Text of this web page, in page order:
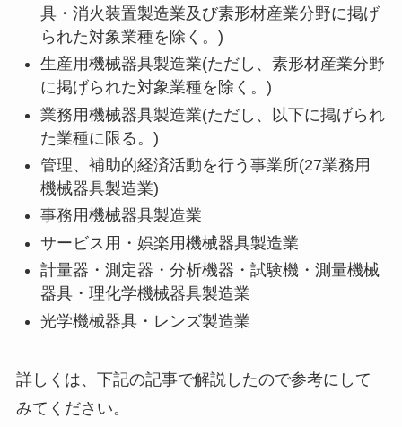
具・消火装置製造業及び素形材産業分野に掲げ
られた対象業種を除く。)
生産用機械器具製造業(ただし、素形材産業分野
に掲げられた対象業種を除く。)
業務用機械器具製造業(ただし、以下に掲げられ
た業種に限る。)
管理、補助的経済活動を行う事業所(27業務用
機械器具製造業)
事務用機械器具製造業
サービス用・娯楽用機械器具製造業
計量器・測定器・分析機器・試験機・測量機械
器具・理化学機械器具製造業
光学機械器具・レンズ製造業
詳しくは、下記の記事で解説したので参考にして
みてください。